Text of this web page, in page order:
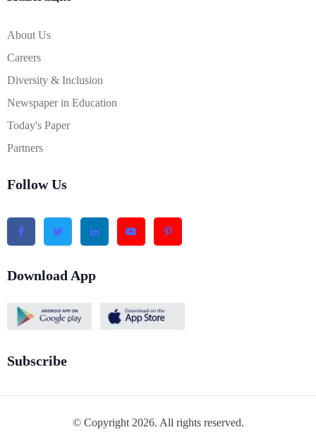
About Us
Careers
Diversity & Inclusion
Newspaper in Education
Today's Paper
Partners
Follow Us
Download App
Subscribe
© Copyright 2026. All rights reserved.